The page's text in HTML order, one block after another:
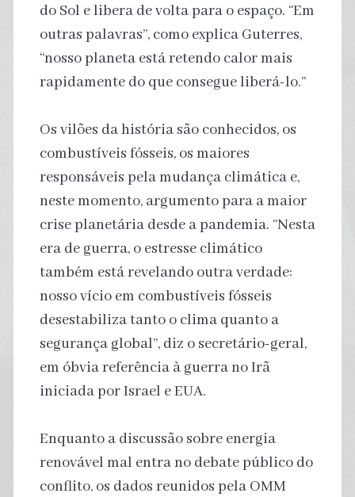
do Sol e libera de volta para o espaço. “Em
outras palavras”, como explica Guterres,
“nosso planeta está retendo calor mais
rapidamente do que consegue liberá-lo.”
Os vilões da história são conhecidos, os
combustíveis fósseis, os maiores
responsáveis pela mudança climática e,
neste momento, argumento para a maior
crise planetária desde a pandemia. “Nesta
era de guerra, o estresse climático
também está revelando outra verdade:
nosso vício em combustíveis fósseis
desestabiliza tanto o clima quanto a
segurança global”, diz o secretário-geral,
em óbvia referência à guerra no Irã
iniciada por Israel e EUA.
Enquanto a discussão sobre energia
renovável mal entra no debate público do
conflito, os dados reunidos pela OMM